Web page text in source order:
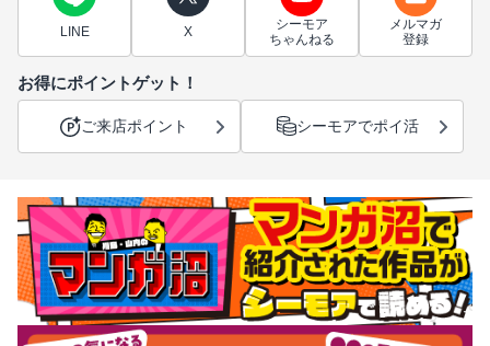
LINE X
シーモア
ちゃんねる
メルマガ
登録
お得にポイントゲット！
ご来店ポイント シーモアでポイ活